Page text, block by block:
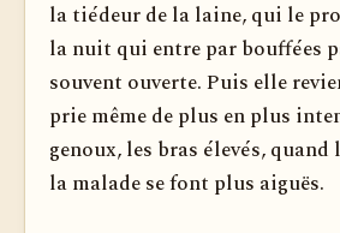
la tiédeur de la laine, qui le
la nuit qui entre par bouffées
souvent ouverte. Puis elle
prie même de plus en plus
genoux, les bras élevés,
la malade se font plus aiguës.